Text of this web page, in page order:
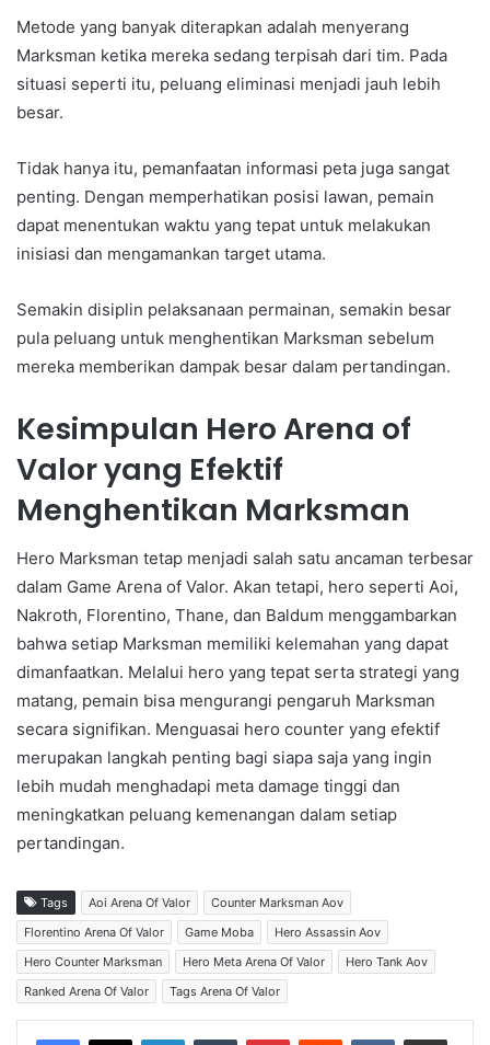
Metode yang banyak diterapkan adalah menyerang
Marksman ketika mereka sedang terpisah dari tim. Pada
situasi seperti itu, peluang eliminasi menjadi jauh lebih
besar.
Tidak hanya itu, pemanfaatan informasi peta juga sangat
penting. Dengan memperhatikan posisi lawan, pemain
dapat menentukan waktu yang tepat untuk melakukan
inisiasi dan mengamankan target utama.
Semakin disiplin pelaksanaan permainan, semakin besar
pula peluang untuk menghentikan Marksman sebelum
mereka memberikan dampak besar dalam pertandingan.
Kesimpulan Hero Arena of
Valor yang Efektif
Menghentikan Marksman
Hero Marksman tetap menjadi salah satu ancaman terbesar
dalam Game Arena of Valor. Akan tetapi, hero seperti Aoi,
Nakroth, Florentino, Thane, dan Baldum menggambarkan
bahwa setiap Marksman memiliki kelemahan yang dapat
dimanfaatkan. Melalui hero yang tepat serta strategi yang
matang, pemain bisa mengurangi pengaruh Marksman
secara signifikan. Menguasai hero counter yang efektif
merupakan langkah penting bagi siapa saja yang ingin
lebih mudah menghadapi meta damage tinggi dan
meningkatkan peluang kemenangan dalam setiap
pertandingan.
Tags Aoi Arena Of Valor
Counter Marksman Aov
Florentino Arena Of Valor
Game Moba
Hero Assassin Aov
Hero Counter Marksman
Hero Meta Arena Of Valor
Hero Tank Aov
Ranked Arena Of Valor
Tags Arena Of Valor